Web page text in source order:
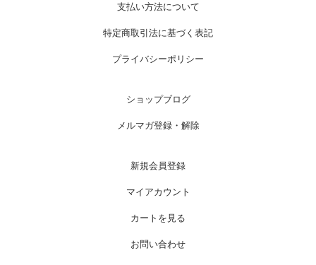
支払い方法について
特定商取引法に基づく表記
プライバシーポリシー
ショップブログ
メルマガ登録・解除
新規会員登録
マイアカウント
カートを見る
お問い合わせ